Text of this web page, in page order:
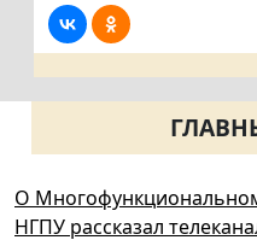
О
НГПУ рассказал